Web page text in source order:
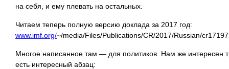
на себя, и ему плевать на остальных.
Читаем теперь полную версию доклада за 2017 год:
www.imf.org/~/media/Files/Publications/CR/2017/Russian/
Многое написанное там — для политиков. Нам же интересен
есть интересный абзац: